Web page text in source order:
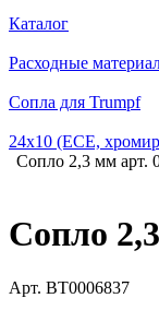
Каталог
Расходные
Сопла для Trumpf
24х10 (ECE,
Сопло 2,3 мм арт.
Сопло
Арт. BT0006837